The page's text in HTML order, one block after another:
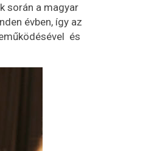
során a magyar
évben, így az
és